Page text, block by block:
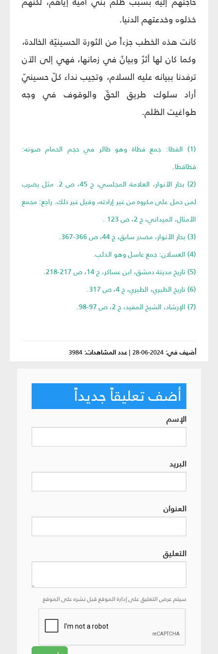
خذلوه وخدعتهم الدنيا.
كانت هذه الخطب جزءاً من الثورة الحسينيّة الخالدة،
وكما كان لها أثرٌ وبيانٌ في زمانها، فهي إلى الآن
ترفدنا ببيانه عليه السلام، وتجيب نداء كلّ حسينيّ
أراد سلوك طريق الحقّ والوقوف في وجه
طواغيت الظلم.
(1) القطا: جمع قطاة وهو طائر في حجم الحمام صوته:
قطاقطا.
(2) بحار الأنوار، العلامة المجلسي، ج 45، ص 2. مثل يضرب
لمن حمل على مكروه من غير إرادته، وقيل غير ذلك. راجع: مجمع
الأمثال، الميداني، ج 2، ص 123 .
(3) بحار الأنوار، مصدر سابق، ج 44، ص 366-367.
(4) العسلان: جمع عاسل وهو الذئب.
(5) تاريخ مدينة دمشق، ابن عساكر، ج 14، ص 217-218.
(6) تاريخ الطبري، الطبري، ج 4، ص 317.
(7) الإرشاد، الشيخ المفيد، ج 2، ص 97-98.
أضيف في: 2024-06-28
|عدد المشاهدات: 3984
أضف تعليقاً جديداً
الإسم
البريد
العنوان
التعليق
سيتم عرض التعليق على إدارة الموقع قبل نشره على الموقع